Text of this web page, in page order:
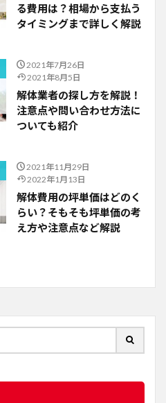
る費用は？相場から支払う
タイミングまで詳しく解説
2021年7月26日
2021年8月5日
解体業者の探し方を解説！
注意点や問い合わせ方法に
ついても紹介
2021年11月29日
2022年1月13日
解体費用の坪単価はどのく
らい？そもそも坪単価の考
え方や注意点など解説